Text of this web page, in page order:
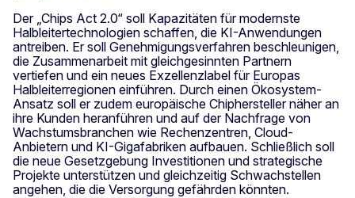
Der „Chips Act 2.0“ soll Kapazitäten für modernste
Halbleitertechnologien schaffen, die KI-Anwendungen
antreiben. Er soll Genehmigungsverfahren beschleunigen,
die Zusammenarbeit mit gleichgesinnten Partnern
vertiefen und ein neues Exzellenzlabel für Europas
Halbleiterregionen einführen. Durch einen Ökosystem-
Ansatz soll er zudem europäische Chiphersteller näher an
ihre Kunden heranführen und auf der Nachfrage von
Wachstumsbranchen wie Rechenzentren, Cloud-
Anbietern und KI-Gigafabriken aufbauen. Schließlich soll
die neue Gesetzgebung Investitionen und strategische
Projekte unterstützen und gleichzeitig Schwachstellen
angehen, die die Versorgung gefährden könnten.